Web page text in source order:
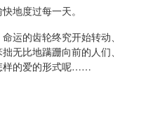
地度过每一天。
运的齿轮终究开始转动、
无比地蹒跚向前的人们、
样的爱的形式呢……